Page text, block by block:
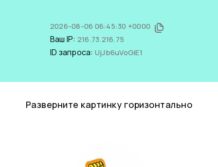
2026-08-06 06:45:30 +0000
Ваш IP: 216.73.216.75
ID запроса: UjJb6uVoGiE1
Разверните картинку горизонтально